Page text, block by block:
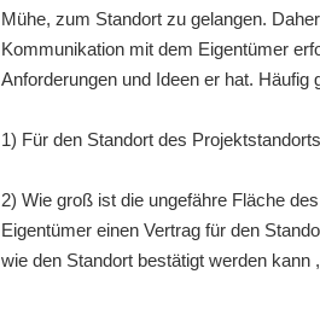
Mühe, zum Standort zu gelangen.
Kommunikation mit dem Eigentümer
Anforderungen und Ideen er hat. Häufig
1) Für den Standort des
2) Wie groß ist die ungefähre Fläche
Eigentümer einen Vertrag für den
wie den Standort bestätigt werden